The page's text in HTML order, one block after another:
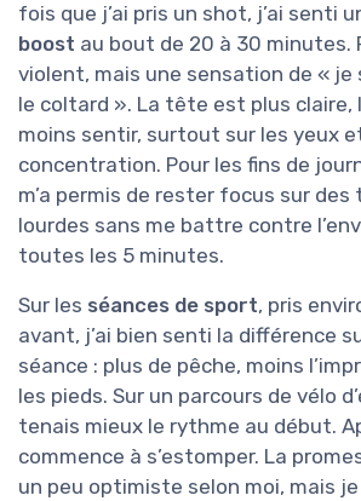
fois que j’ai pris un shot, j’ai senti
boost au bout de 20 à 30 minutes.
violent, mais une sensation de « je
le coltard ». La tête est plus
moins sentir, surtout sur les yeux
concentration. Pour les fins de
m’a permis de rester focus sur des
lourdes sans me battre contre
toutes les 5 minutes.
Sur les séances de sport, pris
avant, j’ai bien senti la différence
séance : plus de pêche, moins
les pieds. Sur un parcours de vélo
tenais mieux le rythme au début.
commence à s’estomper. La
un peu optimiste selon moi, mais je